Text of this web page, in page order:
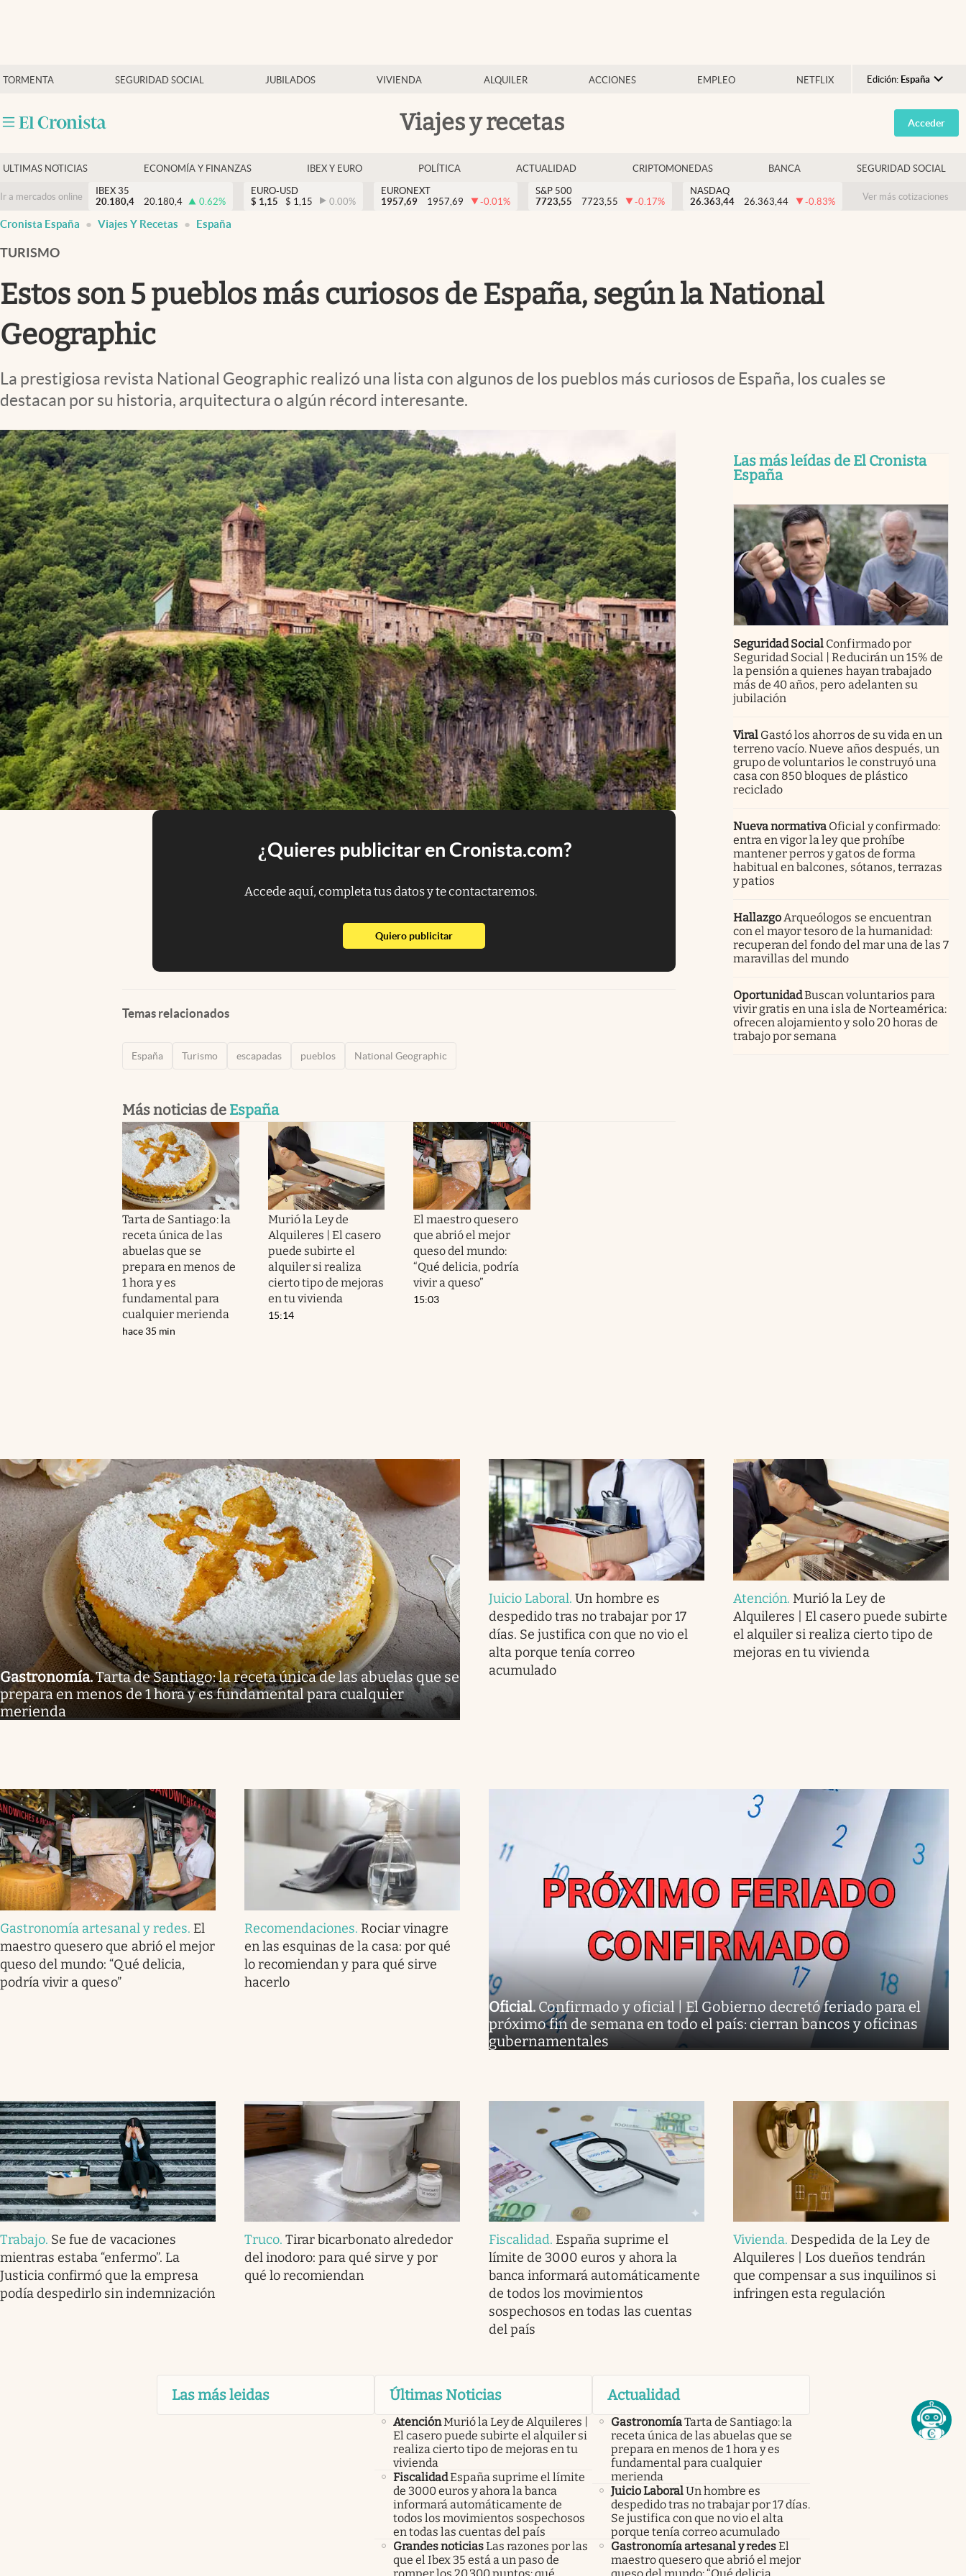
TORMENTA SEGURIDAD SOCIAL JUBILADOS VIVIENDA ALQUILER ACCIONES EMPLEO NETFLIX Edición: España
Argentina
España
USA
Colombia
Viajes y recetas
Economía y finanzas
Criptomonedas
Acceder
ULTIMAS NOTICIAS ECONOMÍA Y FINANZAS IBEX Y EURO POLÍTICA ACTUALIDAD CRIPTOMONEDAS BANCA SEGURIDAD SOCIAL
Ir a mercados online
IBEX 35
20.180,4
20.180,4 0.62%
EURO-USD
$ 1,15 $ 1,15 0.00%
EURONEXT
1957,69
1957,69 -0.01%
S&P 500
7723,55
7723,55 -0.17%
NASDAQ
26.363,44
26.363,44 -0.83% Ver más cotizaciones
Cronista España Viajes Y Recetas España
TURISMO
Estos son 5 pueblos más curiosos de España, según la National
Geographic
La prestigiosa revista National Geographic realizó una lista con algunos de los pueblos más curiosos de España, los cuales se
destacan por su historia, arquitectura o algún récord interesante.
¿Quieres publicitar en Cronista.com?
Accede aquí, completa tus datos y te contactaremos.
Quiero publicitarabre en nueva pestaña
Temas relacionados
España Turismo escapadas pueblos National Geographic
Más noticias de España
Tarta de Santiago: la
receta única de las
abuelas que se
prepara en menos de
1 hora y es
fundamental para
cualquier merienda
hace 35 min
Murió la Ley de
Alquileres | El casero
puede subirte el
alquiler si realiza
cierto tipo de mejoras
en tu vivienda
15:14
El maestro quesero
que abrió el mejor
queso del mundo:
“Qué delicia, podría
vivir a queso”
15:03
Las más leídas de El Cronista
España
Seguridad Social Confirmado por
Seguridad Social | Reducirán un 15% de
la pensión a quienes hayan trabajado
más de 40 años, pero adelanten su
jubilación
Viral Gastó los ahorros de su vida en un
terreno vacío. Nueve años después, un
grupo de voluntarios le construyó una
casa con 850 bloques de plástico
reciclado
Nueva normativa Oficial y confirmado:
entra en vigor la ley que prohíbe
mantener perros y gatos de forma
habitual en balcones, sótanos, terrazas
y patios
HallazgoArqueólogos se encuentran
con el mayor tesoro de la humanidad:
recuperan del fondo del mar una de las 7
maravillas del mundo
OportunidadBuscan voluntarios para
vivir gratis en una isla de Norteamérica:
ofrecen alojamiento y solo 20 horas de
trabajo por semana
Gastronomía.Tarta de Santiago: la receta única de las abuelas que se
prepara en menos de 1 hora y es fundamental para cualquier
merienda
Juicio Laboral.Un hombre es
despedido tras no trabajar por 17
días. Se justifica con que no vio el
alta porque tenía correo
acumulado
Atención. Murió la Ley de
Alquileres | El casero puede subirte
el alquiler si realiza cierto tipo de
mejoras en tu vivienda
Gastronomía artesanal y redes. El
maestro quesero que abrió el mejor
queso del mundo: “Qué delicia,
podría vivir a queso”
Recomendaciones. Rociar vinagre
en las esquinas de la casa: por qué
lo recomiendan y para qué sirve
hacerlo
Oficial. Confirmado y oficial | El Gobierno decretó feriado para el
próximo fin de semana en todo el país: cierran bancos y oficinas
gubernamentales
Trabajo. Se fue de vacaciones
mientras estaba “enfermo”. La
Justicia confirmó que la empresa
podía despedirlo sin indemnización
Truco.Tirar bicarbonato alrededor
del inodoro: para qué sirve y por
qué lo recomiendan
Fiscalidad. España suprime el
límite de 3000 euros y ahora la
banca informará automáticamente
de todos los movimientos
sospechosos en todas las cuentas
del país
Vivienda. Despedida de la Ley de
Alquileres | Los dueños tendrán
que compensar a sus inquilinos si
infringen esta regulación
Las más leidas Últimas Noticias
AtenciónMurió la Ley de Alquileres |
El casero puede subirte el alquiler si
realiza cierto tipo de mejoras en tu
vivienda
FiscalidadEspaña suprime el límite
de 3000 euros y ahora la banca
informará automáticamente de
todos los movimientos sospechosos
en todas las cuentas del país
Grandes noticiasLas razones por las
que el Ibex 35 está a un paso de
Actualidad
GastronomíaTarta de Santiago: la
receta única de las abuelas que se
prepara en menos de 1 hora y es
fundamental para cualquier
merienda
Juicio LaboralUn hombre es
despedido tras no trabajar por 17 días.
Se justifica con que no vio el alta
porque tenía correo acumulado
Gastronomía artesanal y redesEl
maestro quesero que abrió el mejor